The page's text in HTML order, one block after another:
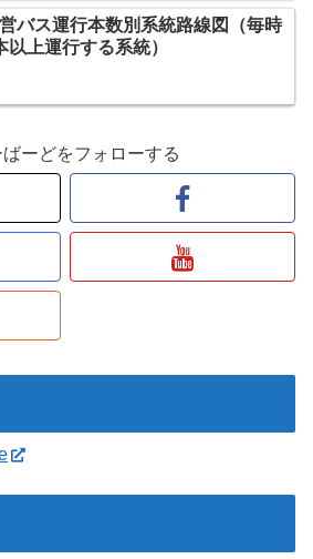
バス運行本数別系統路線図（毎時
以上運行する系統）
ーどをフォローする